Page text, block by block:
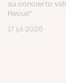
su concierto
Revue”
17 jul. 2026